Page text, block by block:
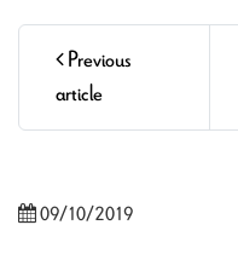
Previous
article
09/10/2019